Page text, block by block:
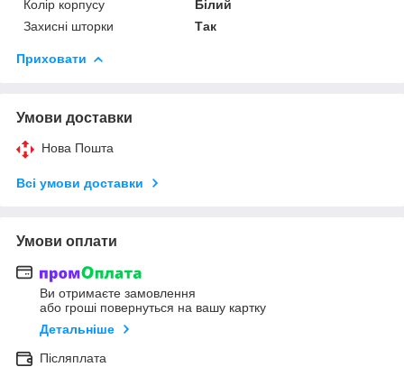
Колір корпусу
Білий
Захисні шторки
Так
Приховати
Умови доставки
Нова Пошта
Всі умови доставки
Умови оплати
Ви отримаєте замовлення
або гроші повернуться на вашу картку
Детальніше
Післяплата